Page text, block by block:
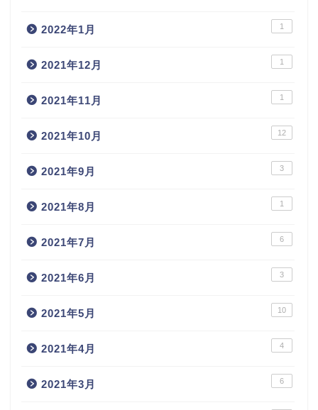
2022年1月 1
2021年12月 1
2021年11月 1
2021年10月 12
2021年9月 3
2021年8月 1
2021年7月 6
2021年6月 3
2021年5月 10
2021年4月 4
2021年3月 6